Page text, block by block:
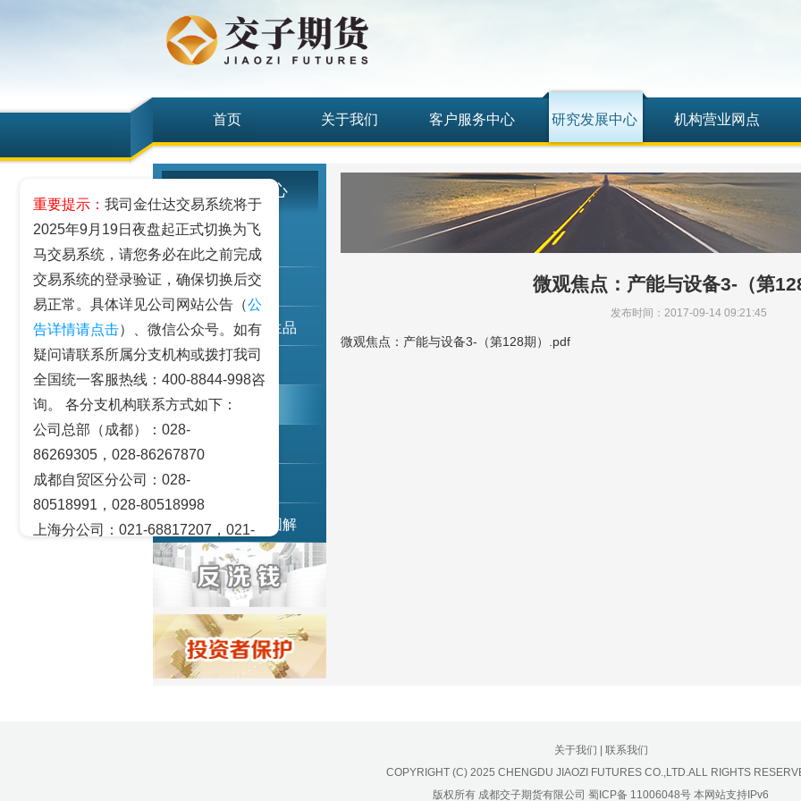
首页 关于我们 客户服务中心 研究发展中心 机构营业网点
研究发展中心
工业品
农业品
金融期货和衍生品
指数类期货
交易策论
宏观金融数据图解
微观焦点：产能与设备3-（第
发布时间：2017-09-14 09:21:45
微观焦点：产能与设备3-（第128期）.pdf
关于我们
联系我们
COPYRIGHT (C) 2025 CHENGDU JIAOZI FUTURES CO.,LTD.ALL RIGHTS
版权所有 成都交子期货有限公司 蜀ICP备 11006048号 本网站支持IPv6
重要提示： 我司金仕达交易系统将于
2025年9月19日夜盘起正式切换为飞
马交易系统，请您务必在此之前完成
交易系统的登录验证，确保切换后交
易正常。具体详见公司网站公告（公
告详情请点击）、微信公众号。如有
疑问请联系所属分支机构或拨打我司
全国统一客服热线：400-8844-998咨
询。 各分支机构联系方式如下：
公司总部（成都）：028-
86269305，028-86267870
成都自贸区分公司：028-
80518991，028-80518998
上海分公司：021-68817207，021-
北京营业部：010-65005128
广州营业部：020-28129909，020-
青岛营业部：0532-83101951、